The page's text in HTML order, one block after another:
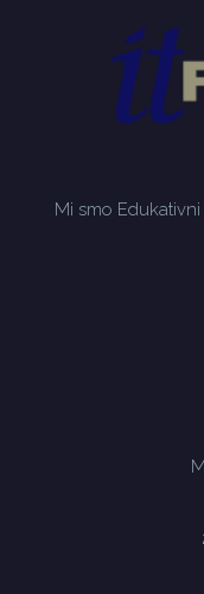
Mi smo Edukativni